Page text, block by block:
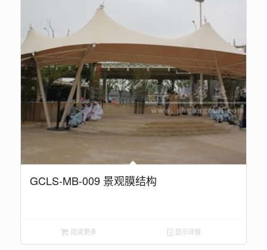
GCLS-MB-009 景观膜结构
阅读更多 显示详情